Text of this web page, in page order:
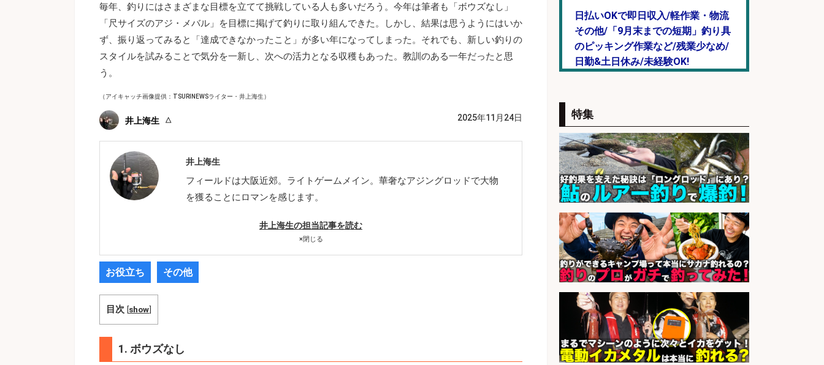
毎年、釣りにはさまざまな目標を立てて挑戦している人も多いだろう。今年は筆者も「ボウズなし」
「尺サイズのアジ・メバル」を目標に掲げて釣りに取り組んできた。しかし、結果は思うようにはいか
ず、振り返ってみると「達成できなかったこと」が多い年になってしまった。それでも、新しい釣りの
スタイルを試みることで気分を一新し、次への活力となる収穫もあった。教訓のある一年だったと思
う。
（アイキャッチ画像提供：TSURINEWSライター・井上海生）
井上海生 2025年11月24日
井上海生
フィールドは大阪近郊。ライトゲームメイン。華奢なアジングロッドで大物
を獲ることにロマンを感じます。
井上海生の担当記事を読む
×閉じる
お役立ち その他
目次 [show]
1. ボウズなし
日払いOKで即日収入/軽作業・物流
その他/「9月末までの短期」釣り具
のピッキング作業など/残業少なめ/
日勤&土日休み/未経験OK!
製造「組立・加工」/釣り具部品の
製造企業にてNC旋盤加工機の操作
日勤寮完備
会社名 フジアルテ株式会社
sponsored by 求人ボックス
日払いOKで即日収入/製造スタッフ/
「堺市堺区」「時給1,600円」入社
祝金10万円/自転車部品や釣り具の
組立/堺市堺区の工場/未経験歓迎
会社名
パーソルファクトリーパートナ
ーズ株式会社
sponsored by 求人ボックス
特集